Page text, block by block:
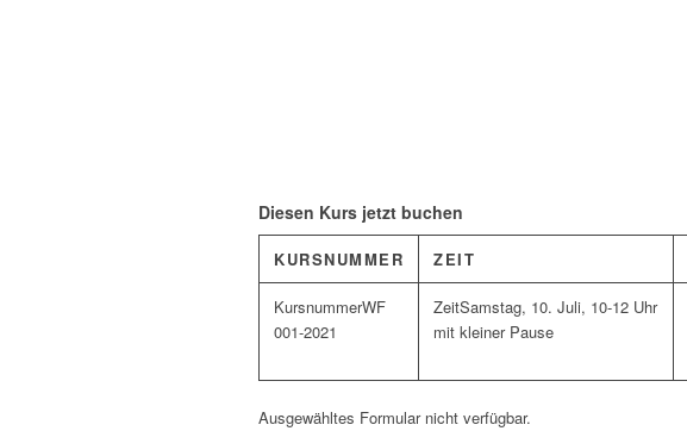
Diesen Kurs jetzt buchen
KURSNUMMER ZEIT
WF
001-2021
Samstag, 10. Juli, 10-12 Uhr
mit kleiner Pause
Ausgewähltes Formular nicht verfügbar.